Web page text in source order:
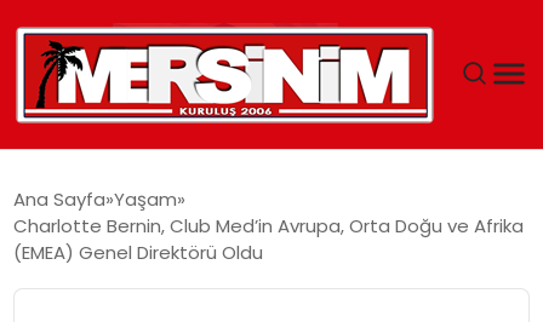
YAŞAM
Ana Sayfa Yaşam
Charlotte Bernin, Club Med’in Avrupa, Orta Doğu ve Afrika
(EMEA) Genel Direktörü Oldu